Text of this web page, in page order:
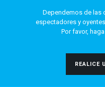
Dependemos de las
espectadores y
Por favor,
REALICE